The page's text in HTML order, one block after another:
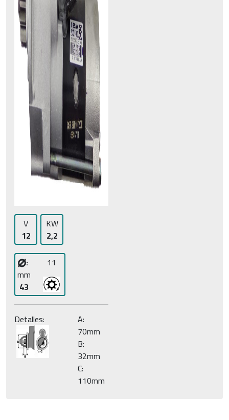
V
12
KW
2,2
⌀:
mm
43
11
Detalles:
A:
70mm
B:
32mm
C:
110mm